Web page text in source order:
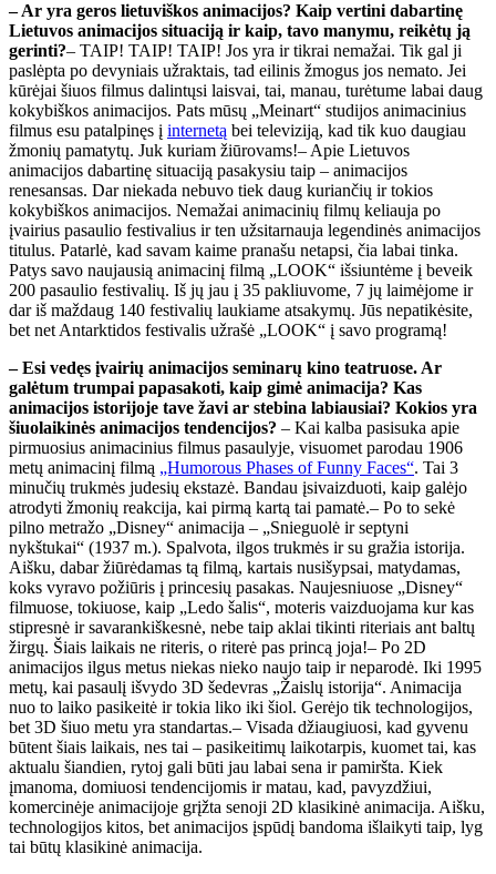
– Ar yra geros lietuviškos animacijos? Kaip vertini dabartinę
Lietuvos animacijos situaciją ir kaip, tavo manymu, reikėtų ją
gerinti?– TAIP! TAIP! TAIP! Jos yra ir tikrai nemažai. Tik gal ji
paslėpta po devyniais užraktais, tad eilinis žmogus jos nemato. Jei
kūrėjai šiuos filmus dalintųsi laisvai, tai, manau, turėtume labai daug
kokybiškos animacijos. Pats mūsų „Meinart“ studijos animacinius
filmus esu patalpinęs į internetą bei televiziją, kad tik kuo daugiau
žmonių pamatytų. Juk kuriam žiūrovams!– Apie Lietuvos
animacijos dabartinę situaciją pasakysiu taip – animacijos
renesansas. Dar niekada nebuvo tiek daug kuriančių ir tokios
kokybiškos animacijos. Nemažai animacinių filmų keliauja po
įvairius pasaulio festivalius ir ten užsitarnauja legendinės animacijos
titulus. Patarlė, kad savam kaime pranašu netapsi, čia labai tinka.
Patys savo naujausią animacinį filmą „LOOK“ išsiuntėme į beveik
200 pasaulio festivalių. Iš jų jau į 35 pakliuvome, 7 jų laimėjome ir
dar iš maždaug 140 festivalių laukiame atsakymų. Jūs nepatikėsite,
bet net Antarktidos festivalis užrašė „LOOK“ į savo programą!
– Esi vedęs įvairių animacijos seminarų kino teatruose. Ar
galėtum trumpai papasakoti, kaip gimė animacija? Kas
animacijos istorijoje tave žavi ar stebina labiausiai? Kokios yra
šiuolaikinės animacijos tendencijos? – Kai kalba pasisuka apie
pirmuosius animacinius filmus pasaulyje, visuomet parodau 1906
metų animacinį filmą „Humorous Phases of Funny Faces“. Tai 3
minučių trukmės judesių ekstazė. Bandau įsivaizduoti, kaip galėjo
atrodyti žmonių reakcija, kai pirmą kartą tai pamatė.– Po to sekė
pilno metražo „Disney“ animacija – „Snieguolė ir septyni
nykštukai“ (1937 m.). Spalvota, ilgos trukmės ir su gražia istorija.
Aišku, dabar žiūrėdamas tą filmą, kartais nusišypsai, matydamas,
koks vyravo požiūris į princesių pasakas. Naujesniuose „Disney“
filmuose, tokiuose, kaip „Ledo šalis“, moteris vaizduojama kur kas
stipresnė ir savarankiškesnė, nebe taip aklai tikinti riteriais ant baltų
žirgų. Šiais laikais ne riteris, o riterė pas princą joja!– Po 2D
animacijos ilgus metus niekas nieko naujo taip ir neparodė. Iki 1995
metų, kai pasaulį išvydo 3D šedevras „Žaislų istorija“. Animacija
nuo to laiko pasikeitė ir tokia liko iki šiol. Gerėjo tik technologijos,
bet 3D šiuo metu yra standartas.– Visada džiaugiuosi, kad gyvenu
būtent šiais laikais, nes tai – pasikeitimų laikotarpis, kuomet tai, kas
aktualu šiandien, rytoj gali būti jau labai sena ir pamiršta. Kiek
įmanoma, domiuosi tendencijomis ir matau, kad, pavyzdžiui,
komercinėje animacijoje grįžta senoji 2D klasikinė animacija. Aišku,
technologijos kitos, bet animacijos įspūdį bandoma išlaikyti taip, lyg
tai būtų klasikinė animacija.